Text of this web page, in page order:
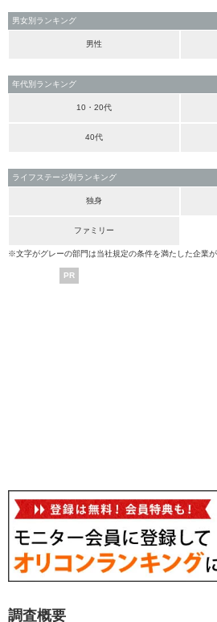
男女別ランキング
男性
年代別ランキング
10・20代
40代
ライフステージ別ランキング
独身
ファミリー
※文字がグレーの部門は当社規定の条件を満たした企業
PR
調査概要